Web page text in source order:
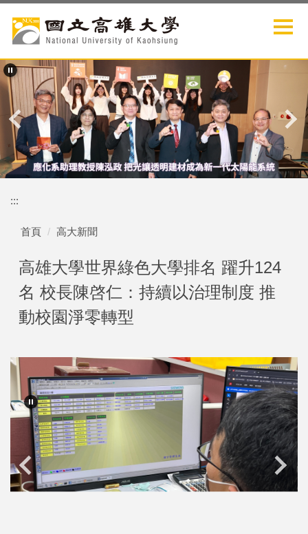
到
主
內
容
區
:::
首頁 高大新聞
高雄大學世界綠色大學排名 躍升124
名 校長陳啓仁：持續以治理制度 推
動校園淨零轉型